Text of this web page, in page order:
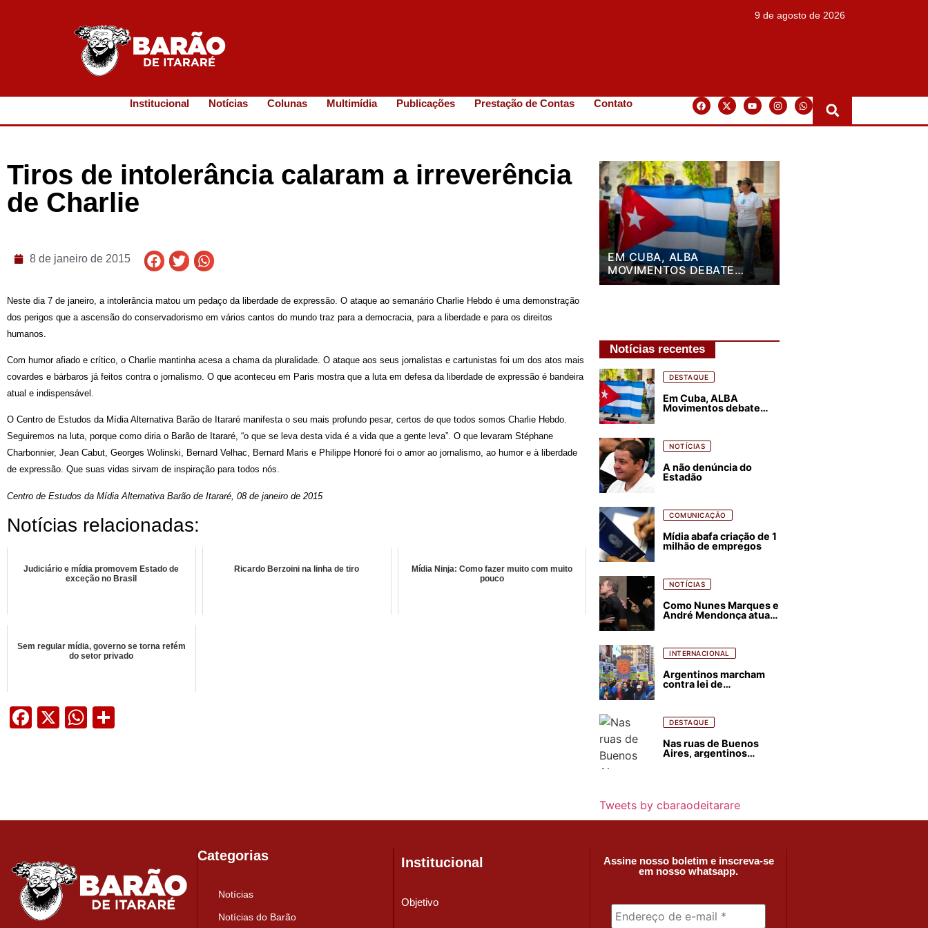
9 de agosto de 2026
Institucional Notícias Colunas Multimídia Publicações Prestação de Contas Contato
Tiros de intolerância calaram a irreverência
de Charlie
8 de janeiro de 2015
Neste dia 7 de janeiro, a intolerância matou um pedaço da liberdade de expressão. O ataque ao semanário Charlie Hebdo é uma demonstração
dos perigos que a ascensão do conservadorismo em vários cantos do mundo traz para a democracia, para a liberdade e para os direitos
humanos.
Com humor afiado e crítico, o Charlie mantinha acesa a chama da pluralidade. O ataque aos seus jornalistas e cartunistas foi um dos atos mais
covardes e bárbaros já feitos contra o jornalismo. O que aconteceu em Paris mostra que a luta em defesa da liberdade de expressão é bandeira
atual e indispensável.
O Centro de Estudos da Mídia Alternativa Barão de Itararé manifesta o seu mais profundo pesar, certos de que todos somos Charlie Hebdo.
Seguiremos na luta, porque como diria o Barão de Itararé, “o que se leva desta vida é a vida que a gente leva”. O que levaram Stéphane
Charbonnier, Jean Cabut, Georges Wolinski, Bernard Velhac, Bernard Maris e Philippe Honoré foi o amor ao jornalismo, ao humor e à liberdade
de expressão. Que suas vidas sirvam de inspiração para todos nós.
Centro de Estudos da Mídia Alternativa Barão de Itararé, 08 de janeiro de 2015
Notícias relacionadas:
Judiciário e mídia promovem Estado de
exceção no Brasil
Ricardo Berzoini na linha de tiro
Mídia Ninja: Como fazer muito com muito
pouco
Sem regular mídia, governo se torna refém
do setor privado
Facebook
X WhatsApp
EM CUBA, ALBA
MOVIMENTOS DEBATE
PLANO DE LUTA PARA OS
Notícias recentes
DESTAQUE
Em Cuba, ALBA
Movimentos debate
NOTÍCIAS
A não denúncia do
Estadão
COMUNICAÇÃO
Mídia abafa criação de 1
milhão de empregos
NOTÍCIAS
Como Nunes Marques e
André Mendonça atuam
INTERNACIONAL
Argentinos marcham
contra lei de
florestais
DESTAQUE
Nas ruas de Buenos
Aires, argentinos
Tweets by cbaraodeitarare
Categorias
Notícias
Notícias do Barão
Institucional
Objetivo
Assine nosso boletim e inscreva-se
em nosso whatsapp.